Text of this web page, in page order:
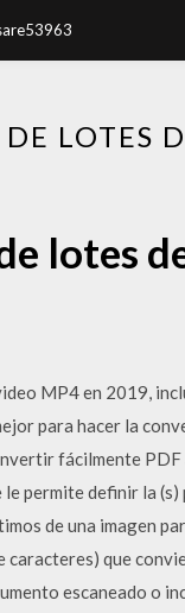
LOTES
lotes
MP4 en 2019,
para hacer la
fácilmente PDF
permite definir la (s)
de una imagen
caracteres) que
escaneado o